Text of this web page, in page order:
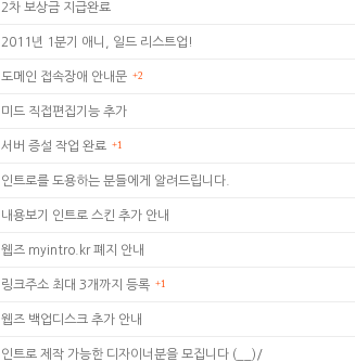
2차 보상금 지급완료
2011년 1분기 애니, 일드 리스트업!
도메인 접속장애 안내문 +2
미드 직접편집기능 추가
서버 증설 작업 완료 +1
인트로를 도용하는 분들에게 알려드립니다.
내용보기 인트로 스킨 추가 안내
웹즈 myintro.kr 폐지 안내
링크주소 최대 3개까지 등록 +1
웹즈 백업디스크 추가 안내
인트로 제작 가능한 디자이너분을 모집니다 (__)/